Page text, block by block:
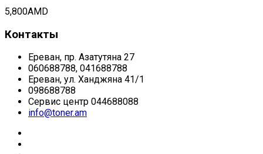
5,800AMD
Контакты
Ереван, пр. Азатутяна 27
060688788, 041688788
Ереван, ул. Ханджяна 41/1
098688788
Сервис центр 044688088
info@toner.am